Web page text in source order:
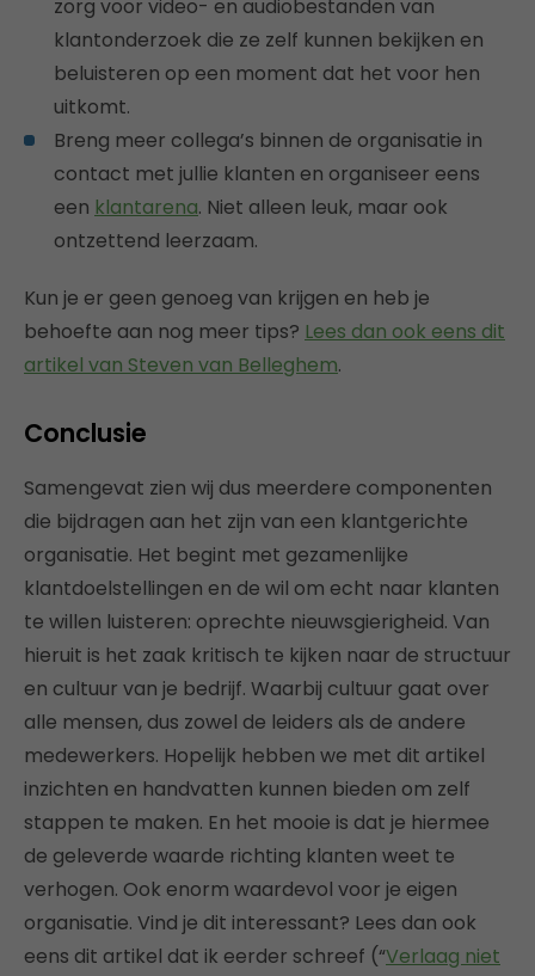
zorg voor video- en audiobestanden van
klantonderzoek die ze zelf kunnen bekijken en
beluisteren op een moment dat het voor hen
uitkomt.
Breng meer collega’s binnen de organisatie in
contact met jullie klanten en organiseer eens
een klantarena. Niet alleen leuk, maar ook
ontzettend leerzaam.
Kun je er geen genoeg van krijgen en heb je
behoefte aan nog meer tips? Lees dan ook eens dit
artikel van Steven van Belleghem.
Conclusie
Samengevat zien wij dus meerdere componenten
die bijdragen aan het zijn van een klantgerichte
organisatie. Het begint met gezamenlijke
klantdoelstellingen en de wil om echt naar klanten
te willen luisteren: oprechte nieuwsgierigheid. Van
hieruit is het zaak kritisch te kijken naar de structuur
en cultuur van je bedrijf. Waarbij cultuur gaat over
alle mensen, dus zowel de leiders als de andere
medewerkers. Hopelijk hebben we met dit artikel
inzichten en handvatten kunnen bieden om zelf
stappen te maken. En het mooie is dat je hiermee
de geleverde waarde richting klanten weet te
verhogen. Ook enorm waardevol voor je eigen
organisatie. Vind je dit interessant? Lees dan ook
eens dit artikel dat ik eerder schreef (“Verlaag niet